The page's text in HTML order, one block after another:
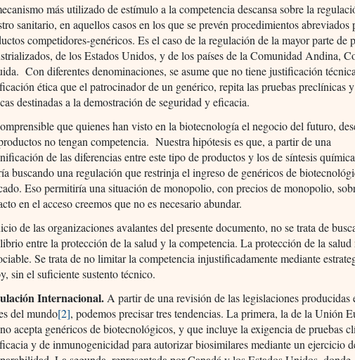
más utilizado de estímulo a la competencia descansa sobre la
sanitario, en aquellos casos en los que se prevén procedimientos abreviados
competidores-genéricos. Es el caso de la regulación de la mayor parte de
de los Estados Unidos, y de los países de la Comunidad Andina,
Con diferentes denominaciones, se asume que no tiene justificación
ética que el patrocinador de un genérico, repita las pruebas preclínicas y
destinadas a la demostración de seguridad y eficacia.
que quienes han visto en la biotecnología el negocio del futuro,
no tengan competencia. Nuestra hipótesis es que, a partir de una
de las diferencias entre este tipo de productos y los de síntesis
buscando una regulación que restrinja el ingreso de genéricos de
Eso permitiría una situación de monopolio, con precios de monopolio,
en el acceso creemos que no es necesario abundar.
de las organizaciones avalantes del presente documento, no se trata de
entre la protección de la salud y la competencia. La protección de la salud
Se trata de no limitar la competencia injustificadamente mediante
sin el suficiente sustento técnico.
Internacional.A partir de una revisión de las legislaciones producidas
del mundo[2], podemos precisar tres tendencias. La primera, la de la Unión
acepta genéricos de biotecnológicos, y que incluye la exigencia de pruebas
y de inmunogenicidad para autorizar biosimilares mediante un ejercicio